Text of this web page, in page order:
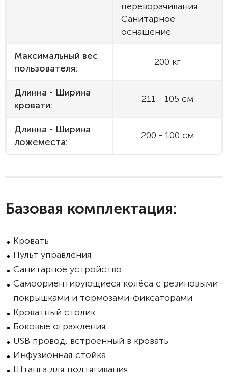
переворачивания
Санитарное
оснащение
Максимальный вес
пользователя:
200 кг
Длинна - Ширина
кровати:
211 - 105 см
Длинна - Ширина
ложеместа:
200 - 100 см
Базовая комплектация:
Кровать
Пульт управления
Санитарное устройство
Самоориентирующиеся колёса с резиновыми
покрышками и тормозами-фиксаторами
Кроватный столик
Боковые ограждения
USB провод, встроенный в кровать
Инфузионная стойка
Штанга для подтягивания